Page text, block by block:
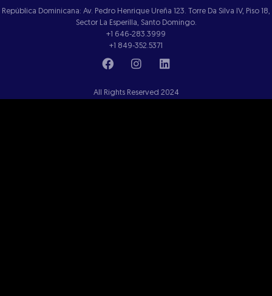
República Dominicana: Av. Pedro Henrique Ureña 123. Torre Da Silva IV, Piso 18,
Sector La Esperilla, Santo Domingo.
+1 646-283.3999
+1 849-352.5371
All Rights Reserved 2024